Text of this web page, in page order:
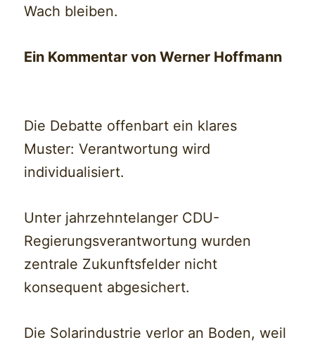
Wach bleiben.
Ein Kommentar von Werner Hoffmann
Die Debatte offenbart ein klares
Muster: Verantwortung wird
individualisiert.
Unter jahrzehntelanger CDU-
Regierungsverantwortung wurden
zentrale Zukunftsfelder nicht
konsequent abgesichert.
Die Solarindustrie verlor an Boden, weil